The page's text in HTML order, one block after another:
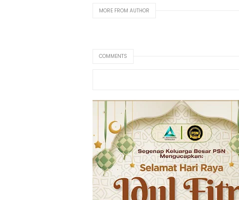
MORE FROM AUTHOR
COMMENTS